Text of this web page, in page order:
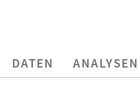
DATEN ANALYSEN